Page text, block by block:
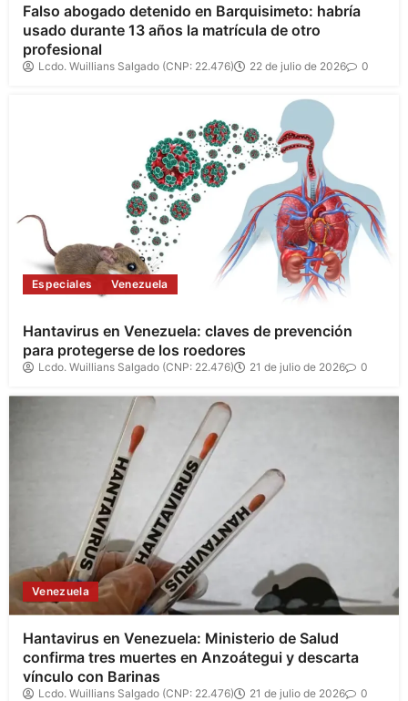
Falso abogado detenido en Barquisimeto: habría
usado durante 13 años la matrícula de otro
profesional
Lcdo. Wuillians Salgado (CNP: 22.476) 22 de julio de 2026 0
Especiales Venezuela
Hantavirus en Venezuela: claves de prevención
para protegerse de los roedores
Lcdo. Wuillians Salgado (CNP: 22.476) 21 de julio de 2026 0
Venezuela
Hantavirus en Venezuela: Ministerio de Salud
confirma tres muertes en Anzoátegui y descarta
vínculo con Barinas
Lcdo. Wuillians Salgado (CNP: 22.476) 21 de julio de 2026 0